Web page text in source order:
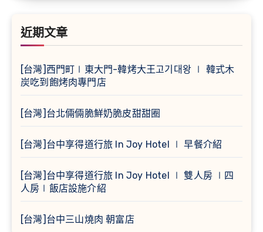
字:
近期文章
[台灣]西門町∣東大門-韓烤大王고기대왕 ∣ 韓式木
炭吃到飽烤肉專門店
[台灣]台北倆倆脆鮮奶脆皮甜甜圈
[台灣]台中享得道行旅 In Joy Hotel ∣ 早餐介紹
[台灣]台中享得道行旅 In Joy Hotel ∣ 雙人房 ∣四
人房∣飯店設施介紹
[台灣]台中三山燒肉 朝富店